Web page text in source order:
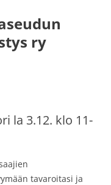
ry
la 3.12. klo 11-
tavaroitasi ja